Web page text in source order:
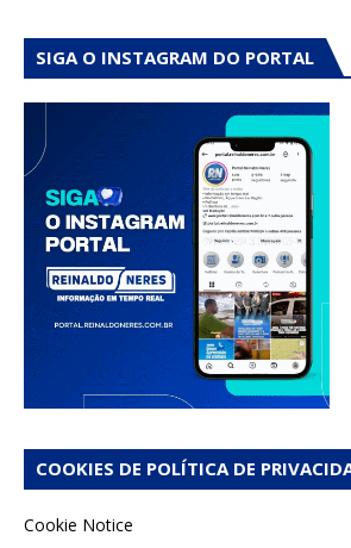
SIGA O INSTAGRAM DO PORTAL
COOKIES DE POLÍTICA DE
Cookie Notice